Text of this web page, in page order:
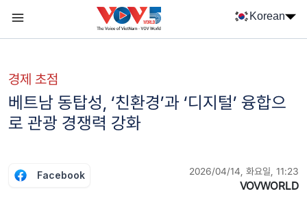
Korean
경제 초점
베트남 동탑성, ‘친환경’과 ‘디지털’ 융합으
로 관광 경쟁력 강화
Facebook 2026/04/14, 화요일, 11:23
VOVWORLD